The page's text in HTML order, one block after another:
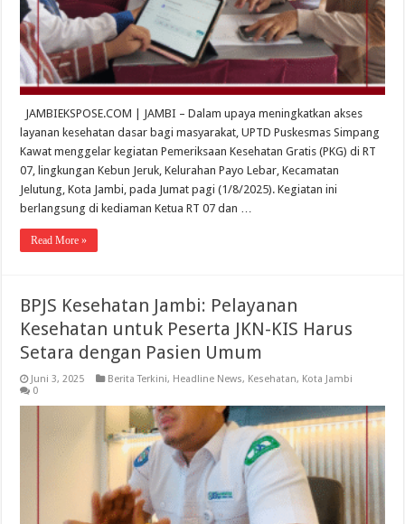
JAMBIEKSPOSE.COM | JAMBI – Dalam upaya meningkatkan akses
layanan kesehatan dasar bagi masyarakat, UPTD Puskesmas Simpang
Kawat menggelar kegiatan Pemeriksaan Kesehatan Gratis (PKG) di RT
07, lingkungan Kebun Jeruk, Kelurahan Payo Lebar, Kecamatan
Jelutung, Kota Jambi, pada Jumat pagi (1/8/2025). Kegiatan ini
berlangsung di kediaman Ketua RT 07 dan …
Read More »
BPJS Kesehatan Jambi: Pelayanan
Kesehatan untuk Peserta JKN-KIS Harus
Setara dengan Pasien Umum
Juni 3, 2025 Berita Terkini, Headline News, Kesehatan, Kota Jambi
0